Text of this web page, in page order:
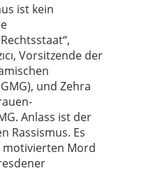
ist kein
Vorsitzende der
und Zehra
Anlass ist der
Rassismus. Es
Mord